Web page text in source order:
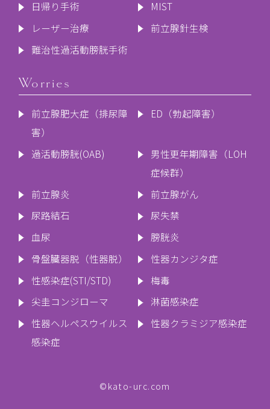
日帰り手術
MIST
レーザー治療
前立腺針生検
難治性過活動膀胱手術
Worries
前立腺肥大症（排尿障
害）
ED（勃起障害）
過活動膀胱(OAB)
男性更年期障害（LOH
症候群）
前立腺炎
前立腺がん
尿路結石
尿失禁
血尿
膀胱炎
骨盤臓器脱（性器脱）
性器カンジタ症
性感染症(STI/STD)
梅毒
尖圭コンジローマ
淋菌感染症
性器ヘルペスウイルス
感染症
性器クラミジア感染症
©kato-urc.com